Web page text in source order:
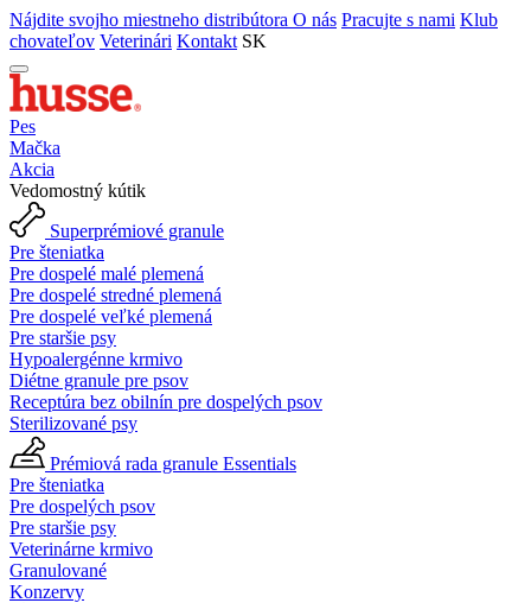
Nájdite svojho miestneho distribútora O nás Pracujte s nami Klub
chovateľov Veterinári Kontakt SK
Pes
Mačka
Akcia
Vedomostný kútik
Superprémiové granule
Pre šteniatka
Pre dospelé malé plemená
Pre dospelé stredné plemená
Pre dospelé veľké plemená
Pre staršie psy
Hypoalergénne krmivo
Diétne granule pre psov
Receptúra bez obilnín pre dospelých psov
Sterilizované psy
Prémiová rada granule Essentials
Pre šteniatka
Pre dospelých psov
Pre staršie psy
Veterinárne krmivo
Granulované
Konzervy